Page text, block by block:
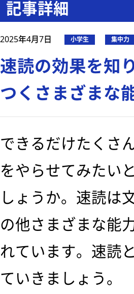
記事詳細
2025年4月7日 小学生 集中力
速読の効果を知
つくさまざまな
できるだけたくさ
をやらせてみたい
しょうか。速読は
の他さまざまな能
れています。速読
ていきましょう。